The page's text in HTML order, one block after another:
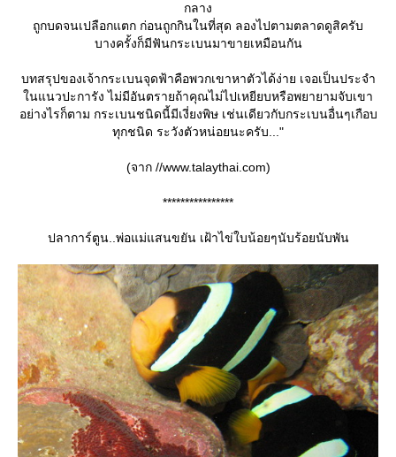
กลาง
ถูกบดจนเปลือกแตก ก่อนถูกกินในที่สุด ลองไปตามตลาดดูสิครับ
บางครั้งก็มีฟันกระเบนมาขายเหมือนกัน
บทสรุปของเจ้ากระเบนจุดฟ้าคือพวกเขาหาตัวได้ง่าย เจอเป็นประจำ
นแนวปะการัง ไม่มีอันตรายถ้าคุณไม่ไปเหยียบหรือพยายามจับเขา
อย่างไรก็ตาม กระเบนชนิดนี้มีเงี่ยงพิษ เช่นเดียวกับกระเบนอื่นๆเกือบ
ทุกชนิด ระวังตัวหน่อยนะครับ..."
(จาก //www.talaythai.com)
****************
ปลาการ์ตูน..พ่อแม่แสนขยัน เฝ้าไข่ใบน้อยๆนับร้อยนับพัน